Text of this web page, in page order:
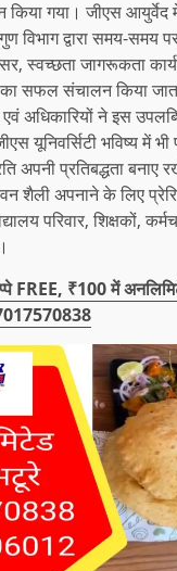
किया गया। जीएस
विभाग द्वारा समय-समय
स्वच्छता जागरूकता
का सफल संचालन किया
अधिकारियों ने इस
यूनिवर्सिटी भविष्य में भी
प्रतिबद्धता बनाए
शैली अपनाने के लिए
परिवार, शिक्षकों,
FREE, ₹100 में